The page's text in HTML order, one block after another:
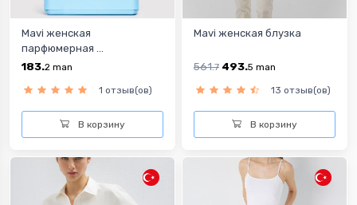
Mavi женская
парфюмерная ...
183.2 man
1 отзыв(ов)
В корзину
Mavi женская блузка
561.7 493.5 man
13 отзыв(ов)
В корзину